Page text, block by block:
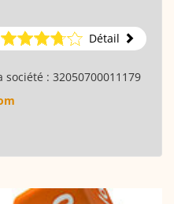
Détail
société : 32050700011179